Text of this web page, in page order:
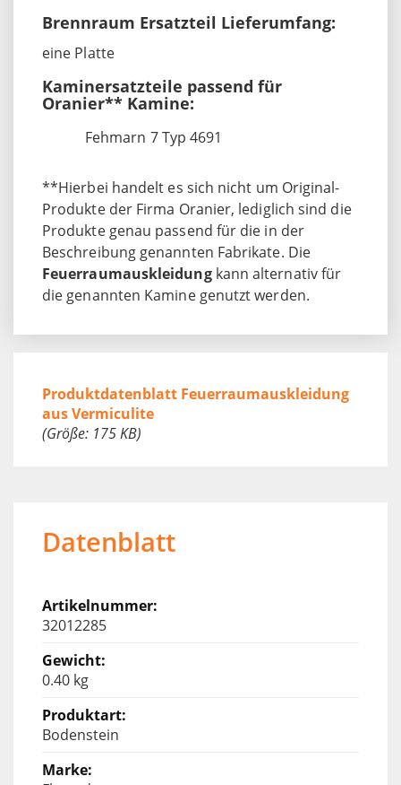
Brennraum Ersatzteil Lieferumfang:
eine Platte
Kaminersatzteile passend für
Oranier** Kamine:
Fehmarn 7 Typ 4691
**Hierbei handelt es sich nicht um Original-
Produkte der Firma Oranier, lediglich sind die
Produkte genau passend für die in der
Beschreibung genannten Fabrikate. Die
Feuerraumauskleidungkann alternativ für
die genannten Kamine genutzt werden.
Produktdatenblatt Feuerraumauskleidung
aus Vermiculite
(Größe: 175 KB)
Datenblatt
32012285
0.40 kg
Bodenstein